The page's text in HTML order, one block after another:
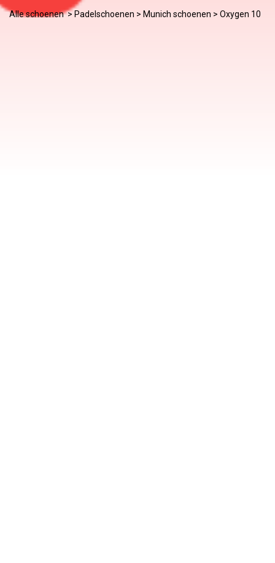
Alle schoenen> Padelschoenen > Munich schoenen > Oxygen 10